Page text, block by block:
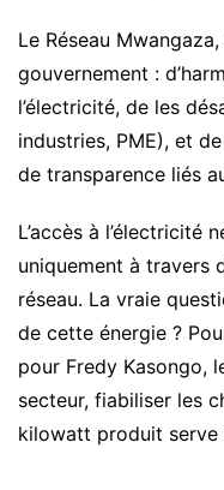
Le Réseau
gouvernement :
l’électricité, de les
industries, PME), et
de transparence liés
L’accès à l’électricité
uniquement à travers
réseau. La vraie
de cette énergie ?
pour Fredy Kasongo,
secteur, fiabiliser les
kilowatt produit serve